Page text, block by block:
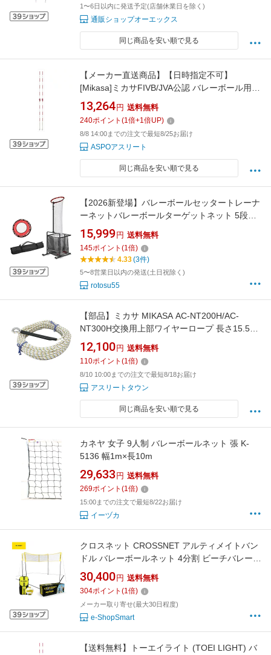
1〜6日以内に発送予定(店舗休業日を除く)
通販ショップオーエックス
同じ商品を安い順で見る
【メーカー直送商品】【日時指定不可】
[Mikasa]ミカサFIVB/JVA公認 バレーボール用ア
ンテナ (AC-AN200)
13,264 円 送料無料
240ポイント (1倍+1倍UP)
8/8 14:00までの注文で最短8/25お届け
ASPOアスリート
同じ商品を安い順で見る
【2026新登場】バレーボールセッタートレーナ
ーネットバレーボールターゲットネット 5段高
さ 6段角度調節可能 サーブ練習 ポータブル練習
組み立てが簡単 便利な収納 耐久性のある 屋内
外用
15,999 円 送料無料
145ポイント (1倍)
4.33(3件)
5〜8営業日以内の発送(土日祝除く)
rotosu55
【部品】ミカサ MIKASA AC-NT200H/AC-
NT300H交換用上部ワイヤーロープ 長さ15.5m
熱収縮チューブ付 AC-NT200/300HPE
12,100 円 送料無料
110ポイント (1倍)
8/10 10:00までの注文で最短8/18お届け
アスリートタウン
同じ商品を安い順で見る
カネヤ 女子 9人制 バレーボールネット 張 K-
5136 幅1m×長10m
29,633 円 送料無料
269ポイント (1倍)
15:00までの注文で最短8/22お届け
イーヅカ
クロスネット CROSSNET アルティメイトバン
ドル バレーボールネット 4分割 ビーチバレー
バレーボール アウトドア 海 公園 ビーチ 夏 ス
ポーツ レクリエーション
30,400 円 送料無料
304ポイント (1倍)
メーカー取り寄せ(最大30日程度)
e-ShopSmart
【送料無料】トーエイライト (TOEI LIGHT) バ